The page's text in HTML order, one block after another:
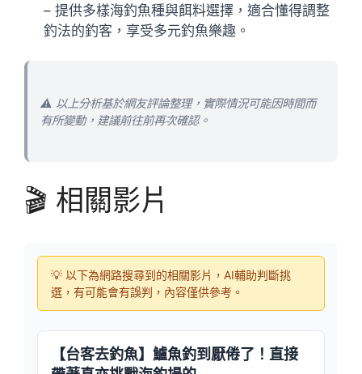
– 提供多樣海釣魚種與餌料選擇，適合懂得調整
釣法的釣客，享受多元釣魚樂趣。
⚠️ 以上分析基於網友評論整理，實際情況可能因時間而
有所變動，建議前往前再次確認。
🎬 相關影片
💡 以下為網路搜尋到的相關影片，AI輔助判斷挑
選，有可能會有誤判，內容僅供參考。
【台客去釣魚】鱸魚釣到厭倦了！直接